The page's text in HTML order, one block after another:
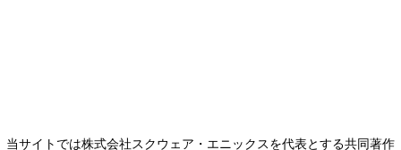
当サイトでは株式会社スクウェア・エニックスを代表とする共同著作